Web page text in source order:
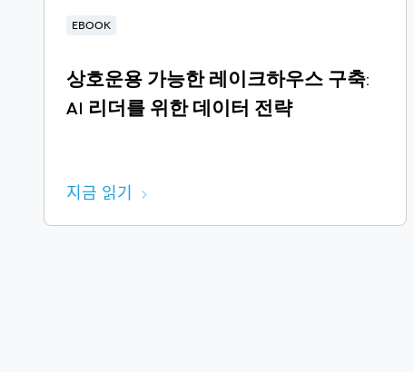
EBOOK
상호운용 가능한 레이크하우스 구축:
AI 리더를 위한 데이터 전략
지금 읽기